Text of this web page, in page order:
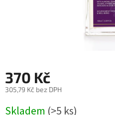
370 Kč
305,79 Kč bez DPH
cena:
Skladem (>5 ks)